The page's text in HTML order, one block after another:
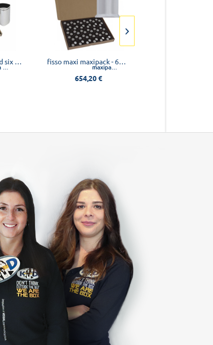
fisso three, four and six maxipack, 154 pz
set da 154 pz
fisso maxi maxipack - 60 pz
654,20 €
maxipack 60 pz